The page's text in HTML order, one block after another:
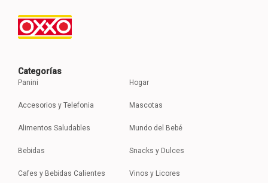
Categorías
Panini
Accesorios y Telefonia
Alimentos Saludables
Bebidas
Cafes y Bebidas Calientes
Hogar
Mascotas
Mundo del Bebé
Snacks y Dulces
Vinos y Licores